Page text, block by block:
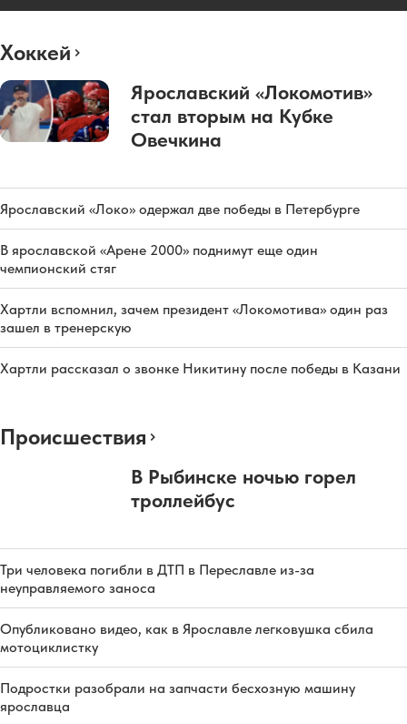
Хоккей
Ярославский «Локомотив»
стал вторым на Кубке
Овечкина
Ярославский «Локо» одержал две победы в Петербурге
В ярославской «Арене 2000» поднимут еще один
чемпионский стяг
Хартли вспомнил, зачем президент «Локомотива» один раз
зашел в тренерскую
Хартли рассказал о звонке Никитину после победы в Казани
Происшествия
В Рыбинске ночью горел
троллейбус
Три человека погибли в ДТП в Переславле из-за
неуправляемого заноса
Опубликовано видео, как в Ярославле легковушка сбила
мотоциклистку
Подростки разобрали на запчасти бесхозную машину
ярославца